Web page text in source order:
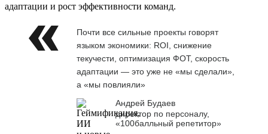
адаптации и рост эффективности команд.
Почти все сильные проекты говорят
языком экономики: ROI, снижение
текучести, оптимизация ФОТ, скорость
адаптации — это уже не «мы сделали»,
а «мы повлияли»
Андрей Будаев
директор по персоналу,
«100балльный репетитор»